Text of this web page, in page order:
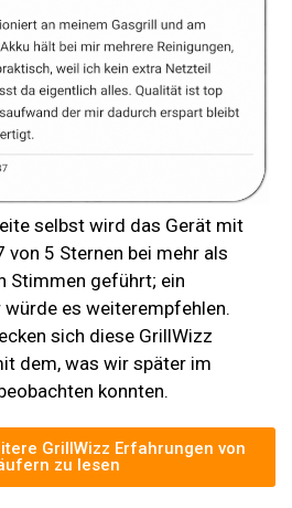
selbst wird das Gerät mit
5 Sternen bei mehr als
Stimmen geführt; ein
es weiterempfehlen.
sich diese GrillWizz
dem, was wir später im
konnten.
GrillWizz Erfahrungen von
zu lesen